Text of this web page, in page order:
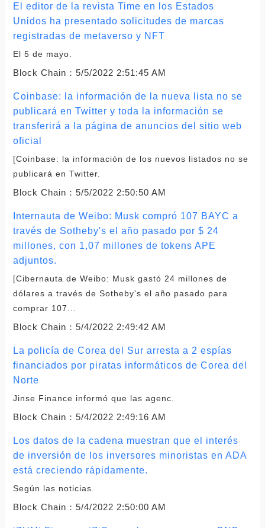
El editor de la revista Time en los Estados
Unidos ha presentado solicitudes de marcas
registradas de metaverso y NFT
El 5 de mayo.
Block Chain： 5/5/2022 2:51:45 AM
Coinbase: la información de la nueva lista no se
publicará en Twitter y toda la información se
transferirá a la página de anuncios del sitio web
oficial
[Coinbase: la información de los nuevos listados no se
publicará en Twitter.
Block Chain： 5/5/2022 2:50:50 AM
Internauta de Weibo: Musk compró 107 BAYC a
través de Sotheby's el año pasado por $ 24
millones, con 1,07 millones de tokens APE
adjuntos.
[Cibernauta de Weibo: Musk gastó 24 millones de
dólares a través de Sotheby's el año pasado para
comprar 107...
Block Chain： 5/4/2022 2:49:42 AM
La policía de Corea del Sur arresta a 2 espías
financiados por piratas informáticos de Corea del
Norte
Jinse Finance informó que las agenc.
Block Chain： 5/4/2022 2:49:16 AM
Los datos de la cadena muestran que el interés
de inversión de los inversores minoristas en ADA
está creciendo rápidamente.
Según las noticias.
Block Chain： 5/4/2022 2:50:00 AM